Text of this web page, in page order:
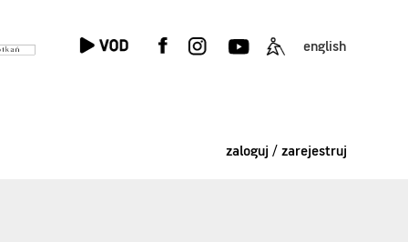
english
zaloguj / zarejestruj